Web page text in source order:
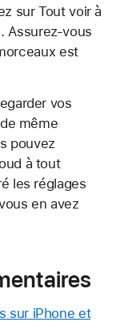
sur Tout voir à
Assurez-vous
est
vos
même
pouvez
à tout
les réglages
en avez
sur iPhone et